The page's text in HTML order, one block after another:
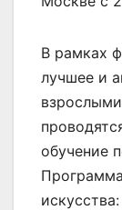
В рамках
лучшее и
обучение